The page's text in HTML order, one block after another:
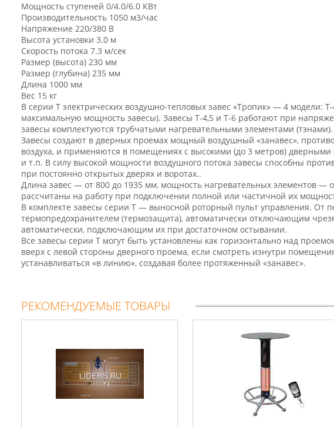
Мощность ступеней 0/4.0/6.0 КВт
Производительность 1050 м3/час
Напряжение 220/380 B
Высота установки 3.0 м
Скорость потока 7.3 м/сек
Размер (высота) 230 мм
Размер (глубина) 235 мм
Длина 1000 мм
Вес 15 кг
В серии Т электрических воздушно-тепловых завес «Тропик» — 4 модели:
максимальную мощность завесы). Завесы Т-4,5 и Т-6 работают при
завесы комплектуются трубчатыми нагревательными элементами (тэнами).
Завесы создают в дверных проемах мощный воздушный «занавес»,
воздуха, и применяются в помещениях с высокими (до 3 метров) дверными
и т.п. В силу высокой мощности воздушного потока завесы способны
при постоянно открытых дверях и воротах..
Длина завес — от 800 до 1935 мм, мощность нагревательных элементов —
рассчитаны на работу при подключении полной или частичной их
В комплекте завесы серии Т — выносной роторный пульт управления. От
термопредохранителем (термозащита), автоматически отключающим
автоматически, подключающим их при достаточном остывании.
Все завесы серии Т могут быть установлены как горизонтально над
вверх с левой стороны дверного проема, если смотреть изнутри
устанавливаться «в линию», создавая более протяженный «занавес».
РЕКОМЕНДУЕМЫЕ ТОВАРЫ